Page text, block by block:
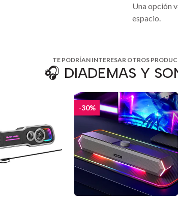
Una opción
espacio.
TE PODRÍAN INTERESAR OTROS
🎧 DIADEMAS Y
-30%